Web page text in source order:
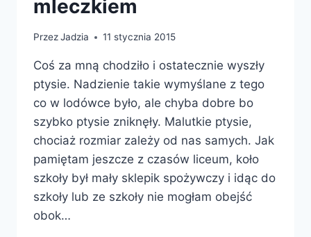
mleczkiem
PrzezJadzia 11 stycznia 2015
Coś za mną chodziło i ostatecznie wyszły
ptysie. Nadzienie takie wymyślane z tego
co w lodówce było, ale chyba dobre bo
szybko ptysie zniknęły. Malutkie ptysie,
chociaż rozmiar zależy od nas samych. Jak
pamiętam jeszcze z czasów liceum, koło
szkoły był mały sklepik spożywczy i idąc do
szkoły lub ze szkoły nie mogłam obejść
obok…